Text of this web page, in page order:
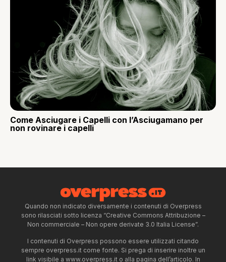
Come Asciugare i Capelli con l’Asciugamano per
non rovinare i capelli
Quando non indicato diversamente i contenuti di Overpress
sono rilasciati sotto licenza “Creative Commons Attribuzione –
Non commerciale – Non opere derivate 3.0 Italia License”.
I contenuti di Overpress possono essere utilizzati citando
sempre overpress.it come fonte. Si prega di inserire inoltre un
link visibile a www.overpress.it o alla pagina dell’articolo. In